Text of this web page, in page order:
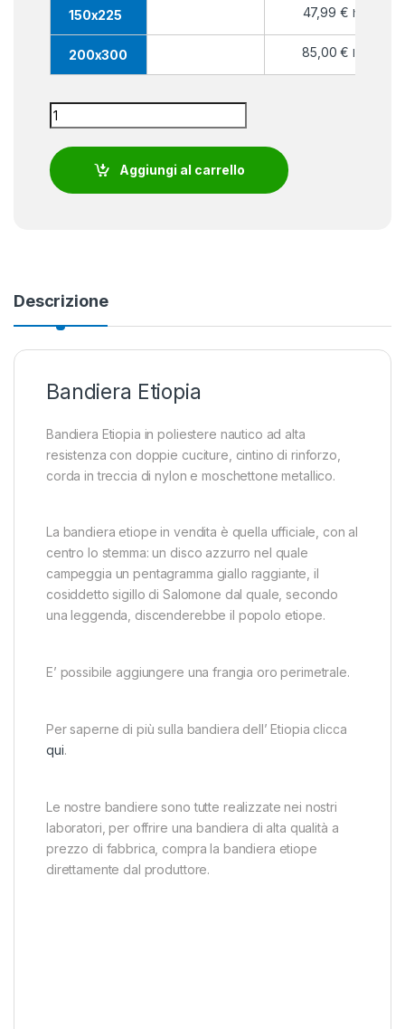
150x225 47,99 € Iva inc.
200x300 85,00€ Iva inc.
Bandiera Etiopia quantity
Aggiungi al carrello
Descrizione
Bandiera Etiopia
Bandiera Etiopia in poliestere nautico ad alta
resistenza con doppie cuciture, cintino di rinforzo,
corda in treccia di nylon e moschettone metallico.
La bandiera etiope in vendita è quella ufficiale, con al
centro lo stemma: un disco azzurro nel quale
campeggia un pentagramma giallo raggiante, il
cosiddetto sigillo di Salomone dal quale, secondo
una leggenda, discenderebbe il popolo etiope.
E’ possibile aggiungere una frangia oro perimetrale.
Per saperne di più sulla bandiera dell’ Etiopia clicca
qui.
Le nostre bandiere sono tutte realizzate nei nostri
laboratori, per offrire una bandiera di alta qualità a
prezzo di fabbrica, compra la bandiera etiope
direttamente dal produttore.